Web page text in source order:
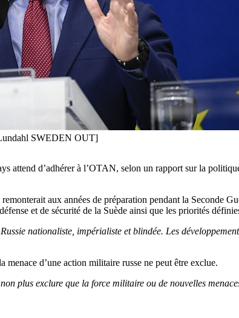
SWEDEN OUT]
attend d’adhérer à l’OTAN, selon un rapport sur la
aux années de préparation pendant la Seconde
et de sécurité de la Suède ainsi que les priorités
nationaliste, impérialiste et blindée. Les
d’une action militaire russe ne peut être exclue.
plus exclure que la force militaire ou de nouvelles